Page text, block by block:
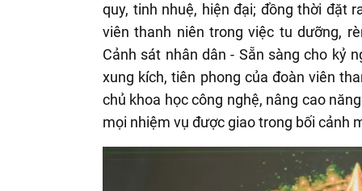
quy, tinh nhuệ, hiện đại; đồng thời đặt
viên thanh niên trong việc tu dưỡng,
Cảnh sát nhân dân - Sẵn sàng cho kỷ
xung kích, tiên phong của đoàn viên
chủ khoa học công nghệ, nâng cao
mọi nhiệm vụ được giao trong bối cảnh